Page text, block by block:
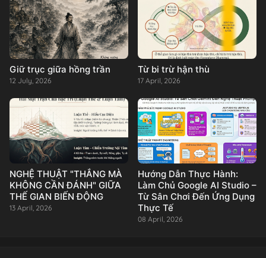
Giữ trục giữa hồng trần
12 July, 2026
Từ bi trừ hận thù
17 April, 2026
NGHỆ THUẬT "THẮNG MÀ
KHÔNG CẦN ĐÁNH" GIỮA
THẾ GIAN BIẾN ĐỘNG
13 April, 2026
Hướng Dẫn Thực Hành:
Làm Chủ Google AI Studio –
Từ Sân Chơi Đến Ứng Dụng
Thực Tế
08 April, 2026